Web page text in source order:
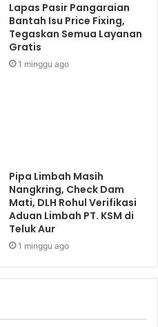
Lapas Pasir Pangaraian
Bantah Isu Price Fixing,
Tegaskan Semua Layanan
Gratis
1 minggu ago
Pipa Limbah Masih
Nangkring, Check Dam
Mati, DLH Rohul Verifikasi
Aduan Limbah PT. KSM di
Teluk Aur
1 minggu ago